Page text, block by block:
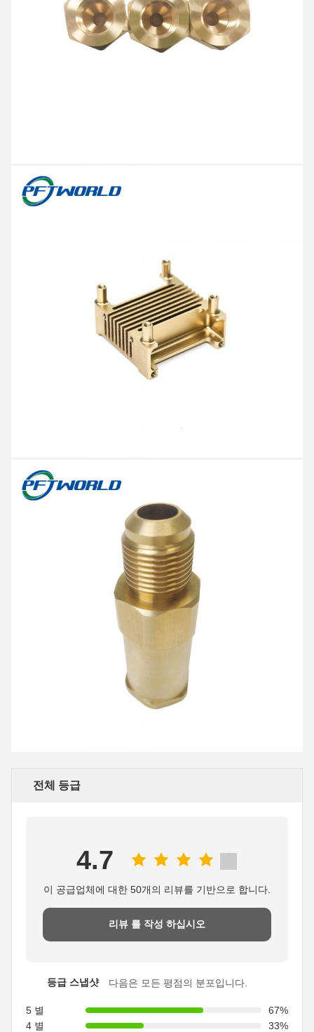
전체 등급
4.7
이 공급업체에 대한 50개의 리뷰를 기반으로 합니다.
리뷰 를 작성 하십시오
등급 스냅샷 다음은 모든 평점의 분포입니다.
5 별
67%
4 별
33%